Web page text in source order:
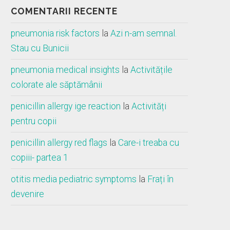
COMENTARII RECENTE
pneumonia risk factors laAzi n-am semnal.
Stau cu Bunicii
pneumonia medical insights laActivitățile
colorate ale săptămânii
penicillin allergy ige reaction laActivități
pentru copii
penicillin allergy red flags la Care-i treaba cu
copiii- partea 1
otitis media pediatric symptoms la Frați în
devenire